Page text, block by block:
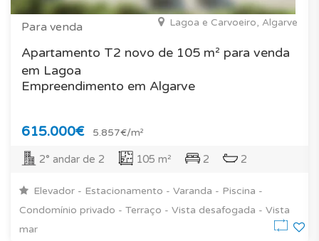
Para venda Lagoa e Carvoeiro, Algarve
Apartamento T2 novo de 105 m² para venda
em Lagoa
Empreendimento em Algarve
615.000€ 5.857€/m²
2° andar de 2 105 m² 2 2
Elevador - Estacionamento - Varanda - Piscina -
Condomínio privado - Terraço - Vista desafogada - Vista
mar